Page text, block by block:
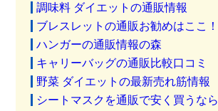
調味料 ダイエットの通販情報
ブレスレットの通販お勧めはここ！
ハンガーの通販情報の森
キャリーバッグの通販比較口コミ
野菜 ダイエットの最新売れ筋情報
シートマスクを通販で安く買うなら